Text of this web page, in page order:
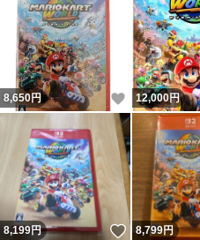
8,650円 いいね！
12,000円
8,199円 いいね！
8,799円